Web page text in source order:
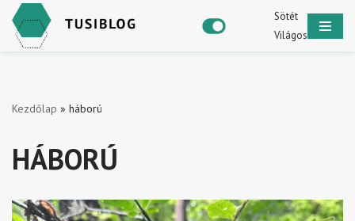
Skip
Sötét
Világos
Kezdőlap » háború
HÁBORÚ